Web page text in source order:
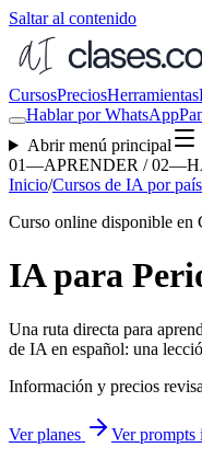
Saltar al contenido
CursosPreciosHerramientas
Hablar por WhatsApp
Abrir menú principal
01—APRENDER /
Inicio/Cursos de IA por país
Curso online disponible en
IA para
Una ruta directa para
de IA en español: una
Información y precios
Ver planes
Ver prompts